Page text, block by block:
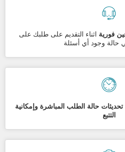
فورية اثناء التقديم على طلبك على
حالة وجود أي أسئلة
تحديثات حالة الطلب المباشرة وإمكانية
التتبع